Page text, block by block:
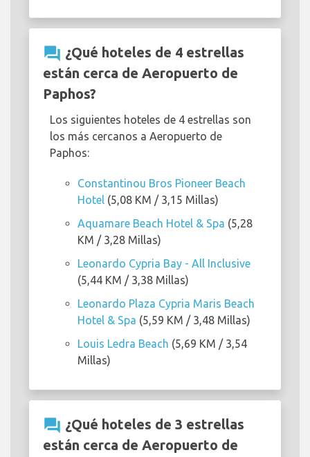
question_answer ¿Qué hoteles de 4 estrellas
están cerca de Aeropuerto de
Paphos?
Los siguientes hoteles de 4 estrellas son
los más cercanos a Aeropuerto de
Paphos:
Constantinou Bros Pioneer Beach
Hotel (5,08 KM / 3,15 Millas)
Aquamare Beach Hotel & Spa (5,28
KM / 3,28 Millas)
Leonardo Cypria Bay - All Inclusive
(5,44 KM / 3,38 Millas)
Leonardo Plaza Cypria Maris Beach
Hotel & Spa (5,59 KM / 3,48 Millas)
Louis Ledra Beach (5,69 KM / 3,54
Millas)
question_answer ¿Qué hoteles de 3 estrellas
están cerca de Aeropuerto de